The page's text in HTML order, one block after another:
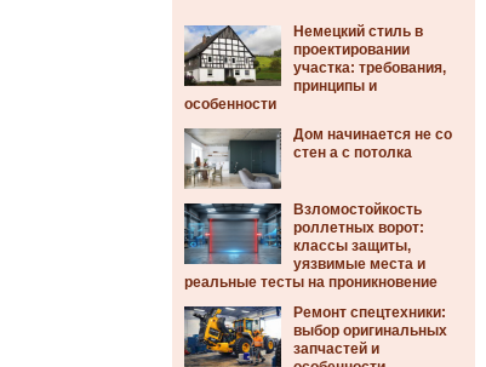
Немецкий стиль в
проектировании
участка: требования,
принципы и
особенности
Дом начинается не со
стен а с потолка
Взломостойкость
роллетных ворот:
классы защиты,
уязвимые места и
реальные тесты на проникновение
Ремонт спецтехники:
выбор оригинальных
запчастей и